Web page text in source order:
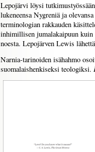
Lepojärvi löysi
lukeneensa Nygreniä ja
terminologian rakkauden
inhimillisen jumalakaipuun kuin
noesta. Lepojärven Lewis
Narnia-tarinoiden isähahmo
suomalaishenkiseksi teologiksi.